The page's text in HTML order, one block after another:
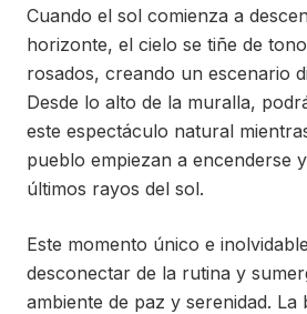
Cuando el sol comienza a
horizonte, el cielo se tiñe de
rosados, creando un escenario
Desde lo alto de la muralla,
este espectáculo natural
pueblo empiezan a encenderse
últimos rayos del sol.
Este momento único e
desconectar de la rutina y
ambiente de paz y serenidad. La